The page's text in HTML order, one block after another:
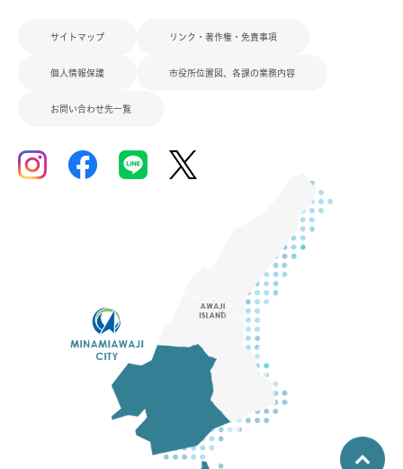
サイトマップ リンク・著作権・免責事項
個人情報保護 市役所位置図、各課の業務内容
お問い合わせ先一覧